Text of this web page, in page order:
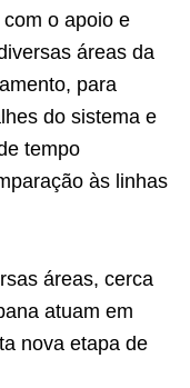
o apoio e
áreas da
para
do sistema e
tempo
às linhas
áreas, cerca
atuam em
nova etapa de